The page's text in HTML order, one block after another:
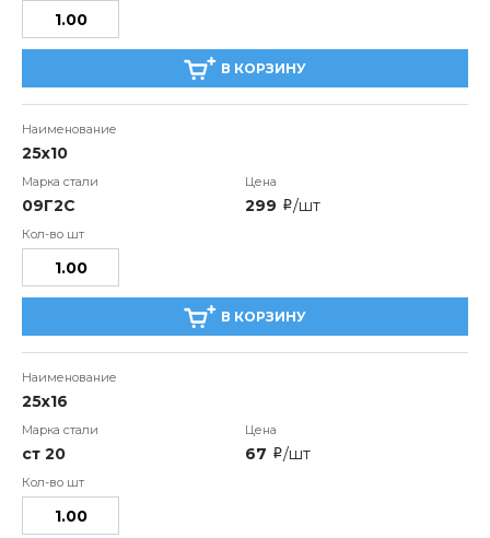
В КОРЗИНУ
25х10
09Г2С 299 i/шт
В КОРЗИНУ
25х16
ст 20 67 i/шт